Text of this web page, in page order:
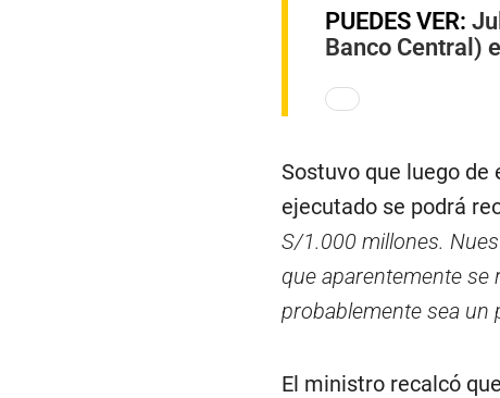
PUEDES VER:
Banco Central)
Sostuvo que luego
ejecutado se podrá
S/1.000 millones.
que aparentemente se
probablemente sea un
El ministro recalcó que